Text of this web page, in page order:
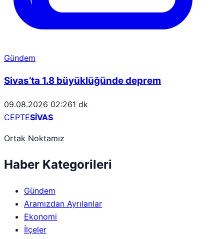
Gündem
Sivas’ta 1.8 büyüklüğünde deprem
09.08.2026 02:261 dk
CEPTESİVAS
Ortak Noktamız
Haber Kategorileri
Gündem
Aramızdan Ayrılanlar
Ekonomi
İlçeler